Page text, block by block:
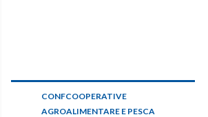
CONFCOOPERATIVE
AGROALIMENTARE E PESCA